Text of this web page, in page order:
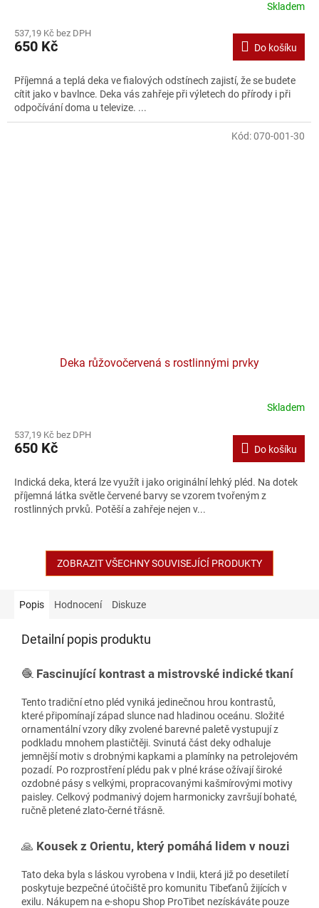
Skladem
537,19 Kč bez DPH
650 Kč Do košíku
Příjemná a teplá deka ve fialových odstínech zajistí, že se budete
cítit jako v bavlnce. Deka vás zahřeje při výletech do přírody i při
odpočívání doma u televize. ...
Deka růžovočervená s rostlinnými prvky
Skladem
537,19 Kč bez DPH
650 Kč Do košíku
Indická deka, která lze využít i jako originální lehký pléd. Na dotek
příjemná látka světle červené barvy se vzorem tvořeným z
rostlinných prvků. Potěší a zahřeje nejen v...
Kód:070-001-30
ZOBRAZIT VŠECHNY SOUVISEJÍCÍ PRODUKTY
Popis Hodnocení Diskuze
Detailní popis produktu
🧶 Fascinující kontrast a mistrovské indické tkaní
Tento tradiční etno pléd vyniká jedinečnou hrou kontrastů,
které připomínají západ slunce nad hladinou oceánu. Složité
ornamentální vzory díky zvolené barevné paletě vystupují z
podkladu mnohem plastičtěji. Svinutá část deky odhaluje
jemnější motiv s drobnými kapkami a plamínky na petrolejovém
pozadí. Po rozprostření plédu pak v plné kráse ožívají široké
ozdobné pásy s velkými, propracovanými kašmírovými motivy
paisley. Celkový podmanivý dojem harmonicky završují bohaté,
ručně pletené zlato-černé třásně.
🙏 Kousek z Orientu, který pomáhá lidem v nouzi
Tato deka byla s láskou vyrobena v Indii, která již po desetiletí
poskytuje bezpečné útočiště pro komunitu Tibeťanů žijících v
exilu. Nákupem na e-shopu Shop ProTibet nezískáváte pouze